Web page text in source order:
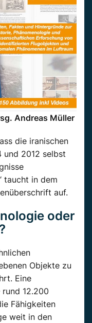
Andreas Müller
die iranischen
und 2012 selbst
taucht in dem
auf.
oder
Objekte zu
Eine
12.200
Fähigkeiten
weit in den